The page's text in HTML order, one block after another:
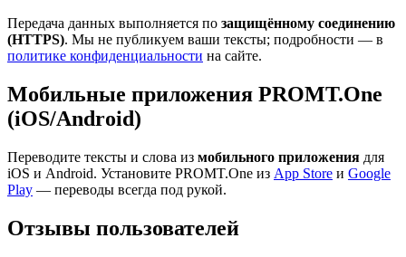
Передача данных выполняется по защищённому соединению
(HTTPS). Мы не публикуем ваши тексты; подробности — в
политике конфиденциальности на сайте.
Мобильные приложения PROMT.One
(iOS/Android)
Переводите тексты и слова из мобильного приложения для
iOS и Android. Установите PROMT.One из App Store и Google
Play — переводы всегда под рукой.
Отзывы пользователей